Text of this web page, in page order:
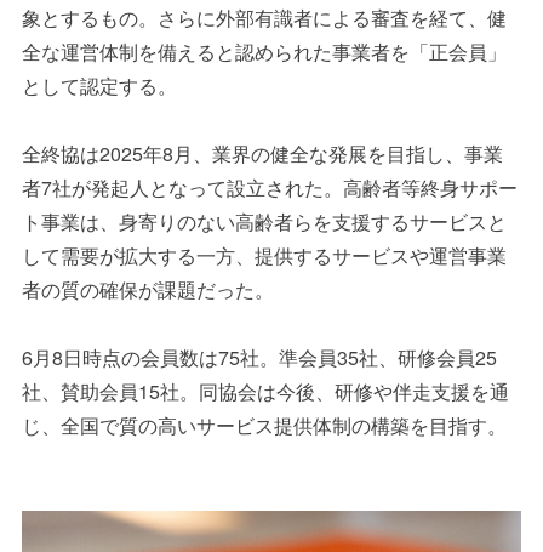
象とするもの。さらに外部有識者による審査を経て、健
全な運営体制を備えると認められた事業者を「正会員」
として認定する。
全終協は2025年8月、業界の健全な発展を目指し、事業
者7社が発起人となって設立された。高齢者等終身サポー
ト事業は、身寄りのない高齢者らを支援するサービスと
して需要が拡大する一方、提供するサービスや運営事業
者の質の確保が課題だった。
6月8日時点の会員数は75社。準会員35社、研修会員25
社、賛助会員15社。同協会は今後、研修や伴走支援を通
じ、全国で質の高いサービス提供体制の構築を目指す。